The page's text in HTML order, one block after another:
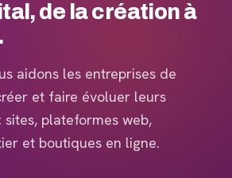
de la création à
aidons les entreprises de
et faire évoluer leurs
sites, plateformes web,
et boutiques en ligne.